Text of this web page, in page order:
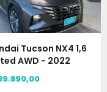
Tucson NX4 1,6
AWD - 2022